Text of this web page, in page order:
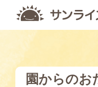
園からのお